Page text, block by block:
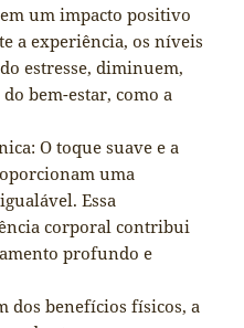
um impacto positivo
a experiência, os níveis
estresse, diminuem,
bem-estar, como a
O toque suave e a
uma
Essa
corporal contribui
profundo e
dos benefícios físicos, a